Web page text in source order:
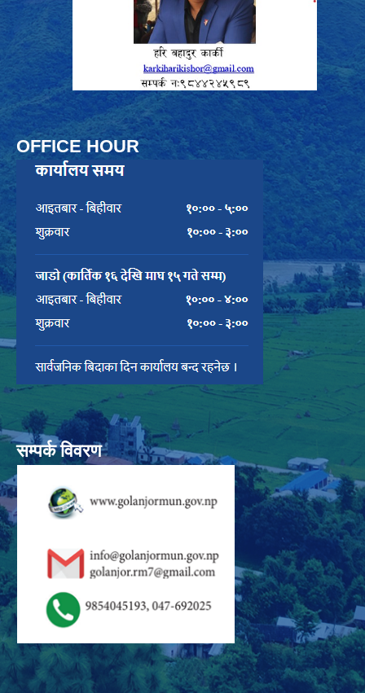
OFFICE HOUR
सम्पर्क विवरण